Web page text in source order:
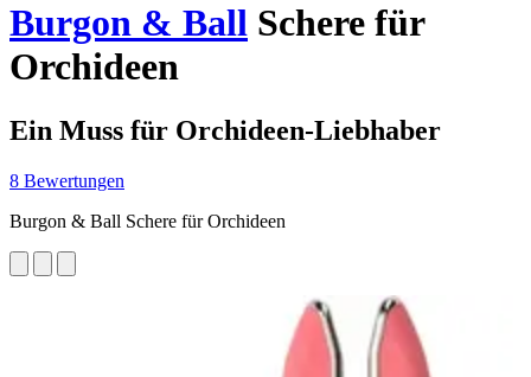
Burgon & Ball Schere für
Orchideen
Ein Muss für Orchideen-Liebhaber
8 Bewertungen
Burgon & Ball Schere für Orchideen